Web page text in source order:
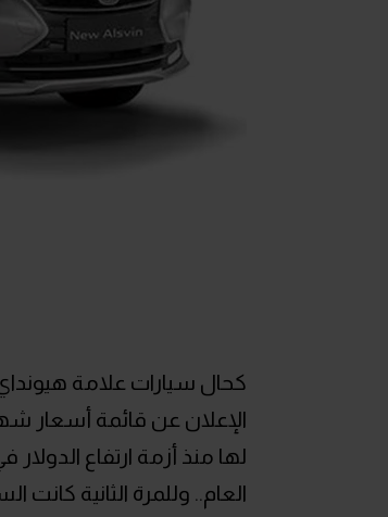
كحال سيارات علامة
لها منذ أزمة ارتفاع